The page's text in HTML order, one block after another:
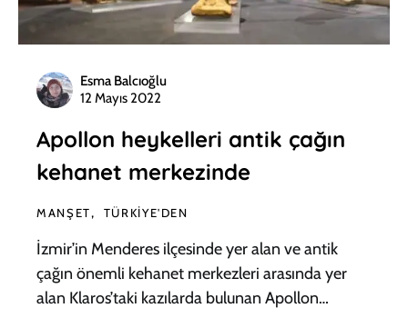
Esma Balcıoğlu
12 Mayıs 2022
Apollon heykelleri antik çağın
kehanet merkezinde
MANŞET TÜRKIYE'DEN
İzmir’in Menderes ilçesinde yer alan ve antik
çağın önemli kehanet merkezleri arasında yer
alan Klaros’taki kazılarda bulunan Apollon…